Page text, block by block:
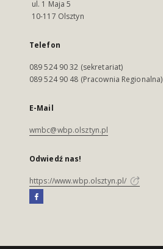
ul. 1 Maja 5
10-117 Olsztyn
Telefon
089 524 90 32 (sekretariat)
089 524 90 48 (Pracownia Regionalna)
E-Mail
wmbc@wbp.olsztyn.pl
Odwiedź nas!
https://www.wbp.olsztyn.pl/